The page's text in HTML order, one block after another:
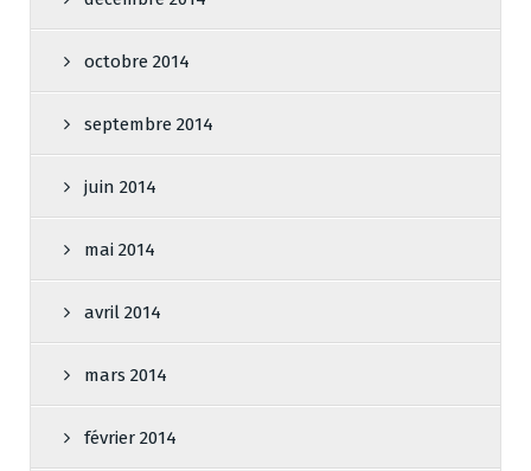
octobre 2014
septembre 2014
juin 2014
mai 2014
avril 2014
mars 2014
février 2014